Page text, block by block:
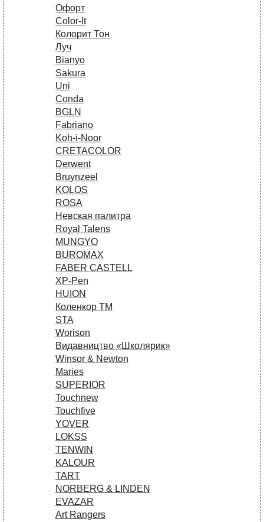
Офорт
Сolor-It
Колорит Тон
Луч
Bianyo
Sakura
Uni
Conda
BGLN
Fabriano
Koh-i-Noor
CRETACOLOR
Derwent
Bruynzeel
KOLOS
ROSA
Невская палитра
Royal Talens
MUNGYO
BUROMAX
FABER CASTELL
XP-Pen
HUION
Коленкор ТМ
STA
Worison
Видавництво «Школярик»
Winsor & Newton
Maries
SUPERIOR
Touchnew
Touchfive
YOVER
LOKSS
TENWIN
KALOUR
TART
NORBERG & LINDEN
EVAZAR
Art Rangers